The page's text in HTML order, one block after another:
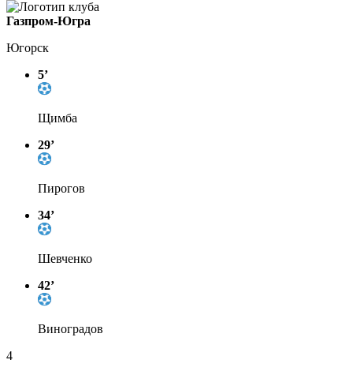
Газпром-Югра
Югорск
5’
Щимба
29’
Пирогов
34’
Шевченко
42’
Виноградов
4